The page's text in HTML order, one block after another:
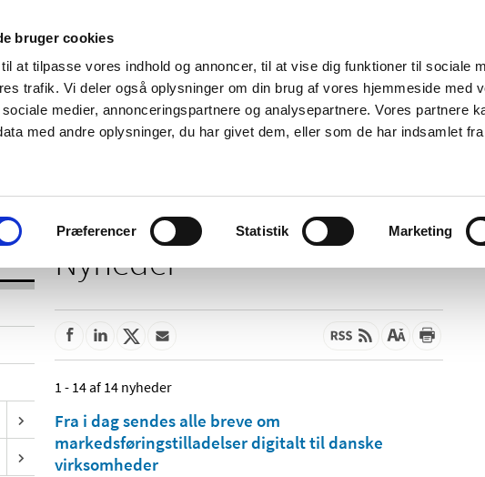
bruger cookies
at tilpasse vores indhold og annoncer, til at vise dig funktioner til sociale
trafik. Vi deler også oplysninger om din brug af vores hjemmeside med
medier, annonceringspartnere og analysepartnere. Vores partnere
med andre oplysninger, du har givet dem, eller som de har indsamlet
Præferencer Statistik Marketing
Nyheder Om os Kontakt
og
Tilskud og
Apoteker og salg af
Nyheder
1 - 14 af 14 nyheder
Fra i dag sendes alle breve om
markedsføringstilladelser digitalt til danske
virksomheder